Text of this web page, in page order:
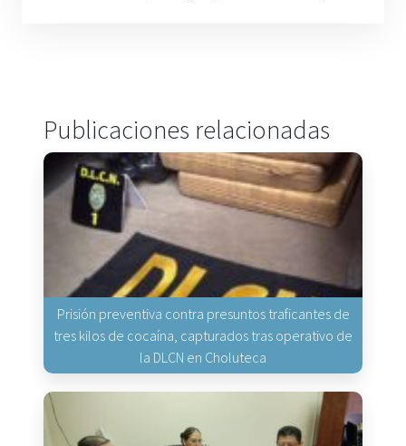
Publicaciones relacionadas
Prisión preventiva contra presuntos traficantes de
tres kilos de cocaína, capturados tras operativo de
la DLCN en Choluteca